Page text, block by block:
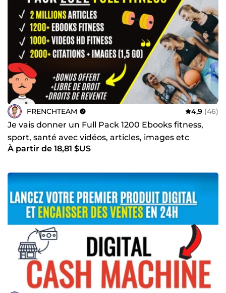
humain et efficace. Notre priorité : vous aider à réussir, à
gagner en visibilité et à faire évoluer votre projet
durablement. Vous cherchez une équipe polyvalente,
dynamique et compétente pour développer votre activité
en ligne ? Contactez La French Team dès maintenant. À
très bientôt, La French Team
FRENCHTEAM 4,9 (46)
Je vais donner un Full Pack 1200 Ebooks fitness,
sport, santé avec vidéos, articles, images etc
À partir de 18,81 $US